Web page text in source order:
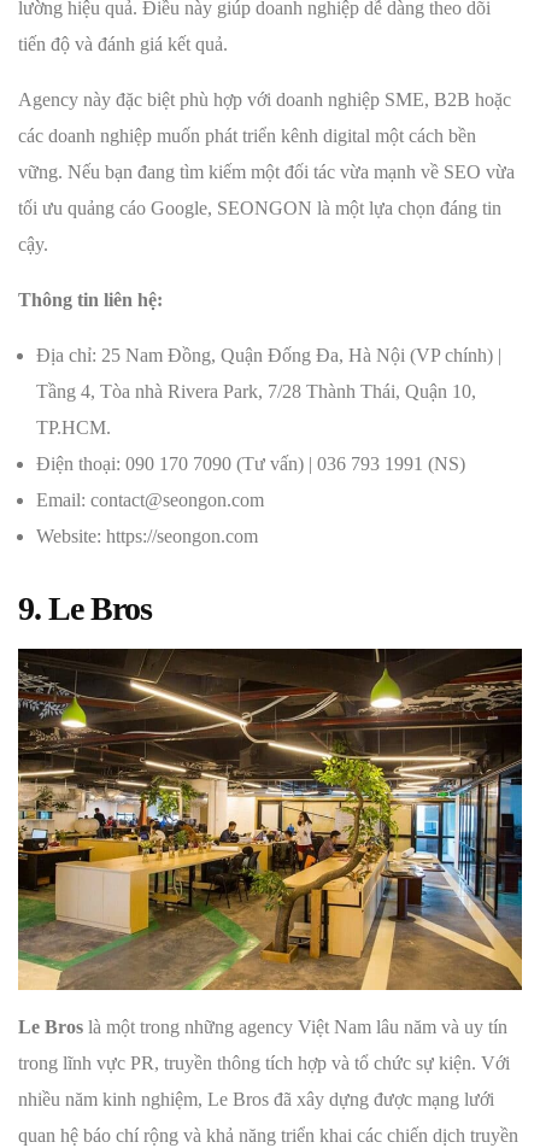
lường hiệu quả. Điều này giúp doanh nghiệp dễ dàng theo dõi
tiến độ và đánh giá kết quả.
Agency này đặc biệt phù hợp với doanh nghiệp SME, B2B hoặc
các doanh nghiệp muốn phát triển kênh digital một cách bền
vững. Nếu bạn đang tìm kiếm một đối tác vừa mạnh về SEO vừa
tối ưu quảng cáo Google, SEONGON là một lựa chọn đáng tin
cậy.
Thông tin liên hệ:
Địa chỉ: 25 Nam Đồng, Quận Đống Đa, Hà Nội (VP chính) |
Tầng 4, Tòa nhà Rivera Park, 7/28 Thành Thái, Quận 10,
TP.HCM.
Điện thoại: 090 170 7090 (Tư vấn) | 036 793 1991 (NS)
Email: contact@seongon.com
Website: https://seongon.com
9. Le Bros
Le Bros là một trong những agency Việt Nam lâu năm và uy tín
trong lĩnh vực PR, truyền thông tích hợp và tổ chức sự kiện. Với
nhiều năm kinh nghiệm, Le Bros đã xây dựng được mạng lưới
quan hệ báo chí rộng và khả năng triển khai các chiến dịch truyền